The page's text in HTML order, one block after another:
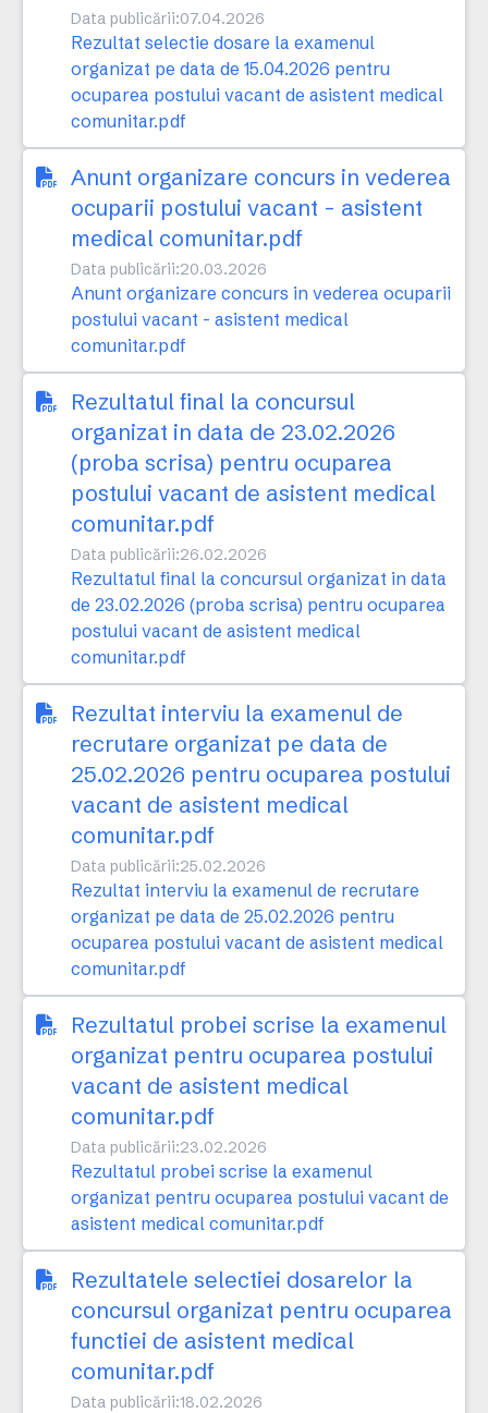
Data publicării:07.04.2026
Rezultat selectie dosare la examenul
organizat pe data de 15.04.2026 pentru
ocuparea postului vacant de asistent medical
comunitar.pdf
Anunt organizare concurs in vederea
ocuparii postului vacant - asistent
medical comunitar.pdf
Data publicării:20.03.2026
Anunt organizare concurs in vederea ocuparii
postului vacant - asistent medical
comunitar.pdf
Rezultatul final la concursul
organizat in data de 23.02.2026
(proba scrisa) pentru ocuparea
postului vacant de asistent medical
comunitar.pdf
Data publicării:26.02.2026
Rezultatul final la concursul organizat in data
de 23.02.2026 (proba scrisa) pentru ocuparea
postului vacant de asistent medical
comunitar.pdf
Rezultat interviu la examenul de
recrutare organizat pe data de
25.02.2026 pentru ocuparea postului
vacant de asistent medical
comunitar.pdf
Data publicării:25.02.2026
Rezultat interviu la examenul de recrutare
organizat pe data de 25.02.2026 pentru
ocuparea postului vacant de asistent medical
comunitar.pdf
Rezultatul probei scrise la examenul
organizat pentru ocuparea postului
vacant de asistent medical
comunitar.pdf
Data publicării:23.02.2026
Rezultatul probei scrise la examenul
organizat pentru ocuparea postului vacant de
asistent medical comunitar.pdf
Rezultatele selectiei dosarelor la
concursul organizat pentru ocuparea
functiei de asistent medical
comunitar.pdf
Data publicării:18.02.2026